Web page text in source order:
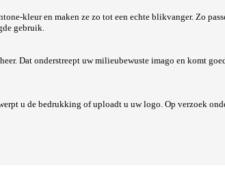
kleur en maken ze zo tot een echte blikvanger. Zo
gebruik.
Dat onderstreept uw milieubewuste imago en komt
u de bedrukking of uploadt u uw logo. Op verzoek